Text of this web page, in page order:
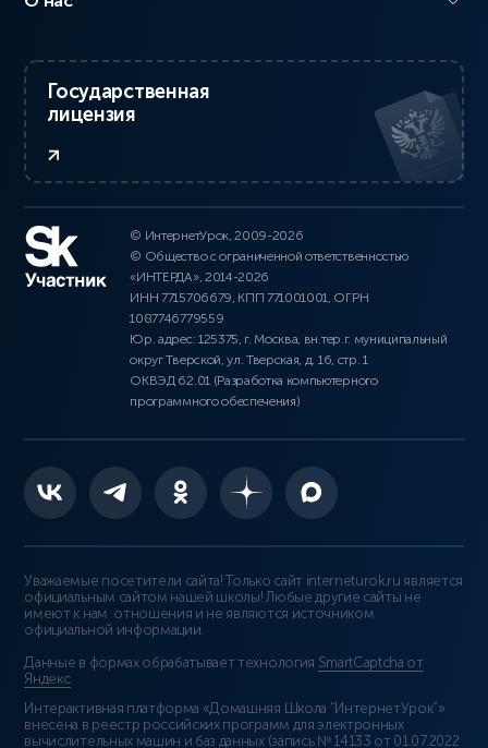
Государственная
лицензия
© ИнтернетУрок, 2009-2026
© Общество с ограниченной ответственностью
«ИНТЕРДА», 2014-2026
ИНН 7715706679, КПП 771001001, ОГРН
1087746779559
Юр. адрес: 125375, г. Москва, вн.тер.г. муниципальный
округ Тверской, ул. Тверская, д. 16, стр. 1
ОКВЭД 62.01 (Разработка компьютерного
программного обеспечения)
Уважаемые посетители сайта! Только сайт interneturok.ru является
официальным сайтом нашей школы! Любые другие сайты не
имеют к нам отношения и не являются источником
официальной информации.
Данные в формах обрабатывает технология SmartCaptcha от
Яндекс
Интерактивная платформа «Домашняя Школа “ИнтернетУрок”»
внесена в реестр российских программ для электронных
вычислительных машин и баз данных (запись № 14133 от 01.07.2022